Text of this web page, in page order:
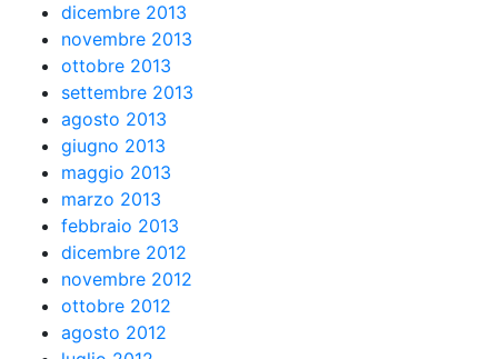
dicembre 2013
novembre 2013
ottobre 2013
settembre 2013
agosto 2013
giugno 2013
maggio 2013
marzo 2013
febbraio 2013
dicembre 2012
novembre 2012
ottobre 2012
agosto 2012